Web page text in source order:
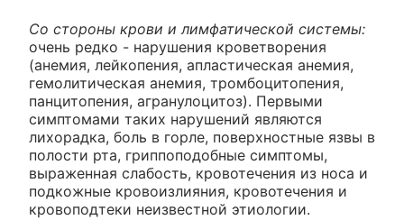
Со стороны крови и лимфатической системы:
очень редко - нарушения кроветворения
(анемия, лейкопения, апластическая анемия,
гемолитическая анемия, тромбоцитопения,
панцитопения, агранулоцитоз). Первыми
симптомами таких нарушений являются
лихорадка, боль в горле, поверхностные язвы в
полости рта, гриппоподобные симптомы,
выраженная слабость, кровотечения из носа и
подкожные кровоизлияния, кровотечения и
кровоподтеки неизвестной этиологии.